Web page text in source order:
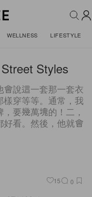
WELLNESS LIFESTYLE
Styles
說這一套那一套衣
穿等等。通常，我
要幾萬塊的！二，
好看。然後，他就會
15 0